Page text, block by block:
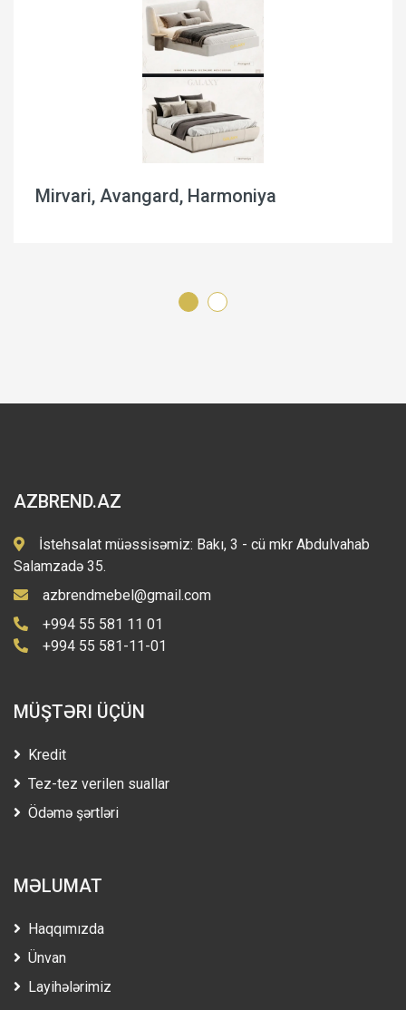
Mirvari, Avangard, Harmoniya
AZBREND.AZ
İstehsalat müəssisəmiz: Bakı, 3 - cü mkr Abdulvahab
Salamzadə 35.
azbrendmebel@gmail.com
+994 55 581 11 01
+994 55 581-11-01
MÜŞTƏRI ÜÇÜN
Kredit
Tez-tez verilen suallar
Ödəmə şərtləri
MƏLUMAT
Haqqımızda
Ünvan
Layihələrimiz